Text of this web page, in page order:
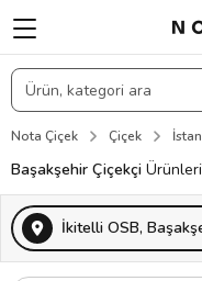
Nota Çiçek Çiçek
Başakşehir Çiçekçi Ürünleri
İkitelli OSB,